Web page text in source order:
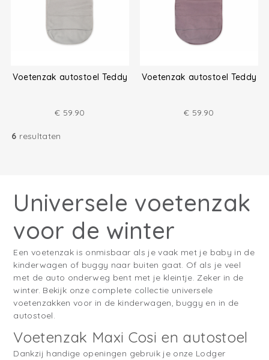
Voetenzak autostoel Teddy
€ 59.90
Voetenzak autostoel Teddy
€ 59.90
6 resultaten
Universele voetenzak
voor de winter
Een voetenzak is onmisbaar als je vaak met je baby in de
kinderwagen of buggy naar buiten gaat. Of als je veel
met de auto onderweg bent met je kleintje. Zeker in de
winter. Bekijk onze complete collectie universele
voetenzakken voor in de kinderwagen, buggy en in de
autostoel.
Voetenzak Maxi Cosi en autostoel
Dankzij handige openingen gebruik je onze Lodger